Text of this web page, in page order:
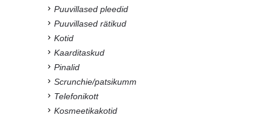
Puuvillased pleedid
Puuvillased rätikud
Kotid
Kaarditaskud
Pinalid
Scrunchie/patsikumm
Telefonikott
Kosmeetikakotid